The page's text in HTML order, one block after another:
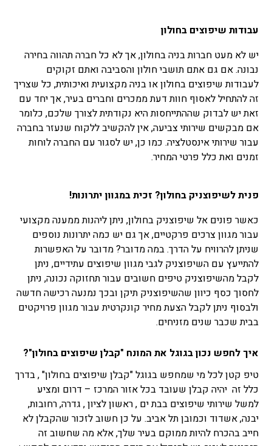
עבודות שיפוצים בחולון
יש לא מעט חברות בניה בחולון, אך לא כל חברה תהווה בחירה
נבונה. אם גם אתם תושבי חולון והסביבה ואתם זקוקים
לעבודות שיפוצים בחולון או בניה מקצועית ואיכותית, כל שצריך
זה להתחיל לאסוף חוות דעת ממכרים וחברים בעיר, אך יחד עם
זאת יש לבדוק שההתייחסות היא נקודתית לצורך שלכם, כלומר
אם מבקשים שירותי צביעה, אין להקשיב ללקוח שנעזר בחברה
עבור שירותי אינסטלציה. כמו כן, יש לסגור עם החברה לוחות
זמנים ואת כלל פרטי המחיר.
פנית לשיפוצניק בחולון? זכית במגוון יתרונות!
כאשר פונים אל שיפוצניק בחולון, ניתן ליהנות ממענה מקצועי
עבור מגוון צרכים פרקטיים, אך גם יש כמה יתרונות נוספים
שניתן להרוויח על הדרך. במה מדובר? מדובר על האפשרות
להתייעץ עם השיפוצניק לגבי מגוון שיפוצים עתידיים, ניתן
לקבל מהשיפוצניק טיפים חשובים עבור תחזוקה נכונה, ניתן
לחסוך כסף כיוון שהשיפוצניק תיקן ובכך נמנעה רכישה חדשה
ולבסוף ניתן לקבל הצעת מחיר קונקרטית עבור מגוון פרויקטים
בבית שכבר שנים מזניחים.
איך לחפש נכון בגוגל את המונח "קבלן שיפוצים בחולון"?
טיפ קטן לכל מי שמחפש בגוגל "קבלן שיפוצים בחולון" , בדרך
כלל זה יהיה קבלן שעובד בכל אזור המרכז – דרום ומציע
למשל שירותי שיפוצים בבת ים , ראשון לציון , גדרה, רחובות,
יבנה, אשדוד וכמובן תל אביב. על כן חשוב לזכור שהקבלן לא
חייב בהכרח להיות ממוקם בעיר שלך, אלא מה שחשוב זה